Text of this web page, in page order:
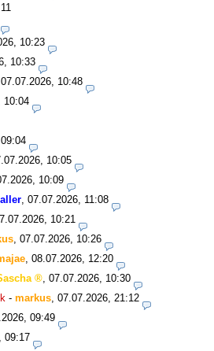
10:23
10:33
07.07.2026, 10:48
10:04
10:05
10:09
07.07.2026, 11:08
10:21
07.07.2026, 10:26
08.07.2026, 12:20
07.07.2026, 10:30
- markus 07.07.2026, 21:12
09:49
09:17